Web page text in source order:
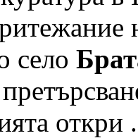
село
откри